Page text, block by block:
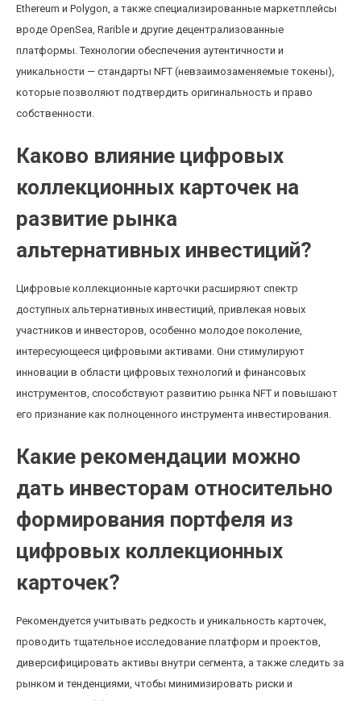
Ethereum и Polygon, а также специализированные маркетплейсы
вроде OpenSea, Rarible и другие децентрализованные
платформы. Технологии обеспечения аутентичности и
уникальности — стандарты NFT (невзаимозаменяемые токены),
которые позволяют подтвердить оригинальность и право
собственности.
Каково влияние цифровых
коллекционных карточек на
развитие рынка
альтернативных инвестиций?
Цифровые коллекционные карточки расширяют спектр
доступных альтернативных инвестиций, привлекая новых
участников и инвесторов, особенно молодое поколение,
интересующееся цифровыми активами. Они стимулируют
инновации в области цифровых технологий и финансовых
инструментов, способствуют развитию рынка NFT и повышают
его признание как полноценного инструмента инвестирования.
Какие рекомендации можно
дать инвесторам относительно
формирования портфеля из
цифровых коллекционных
карточек?
Рекомендуется учитывать редкость и уникальность карточек,
проводить тщательное исследование платформ и проектов,
диверсифицировать активы внутри сегмента, а также следить за
рынком и тенденциями, чтобы минимизировать риски и